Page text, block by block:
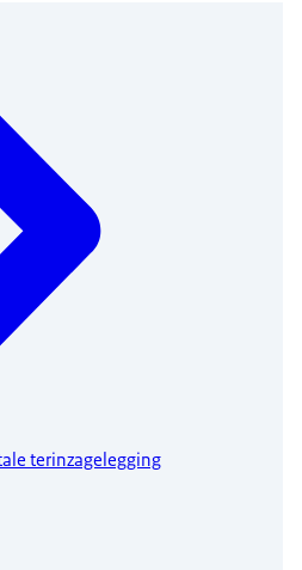
terinzagelegging